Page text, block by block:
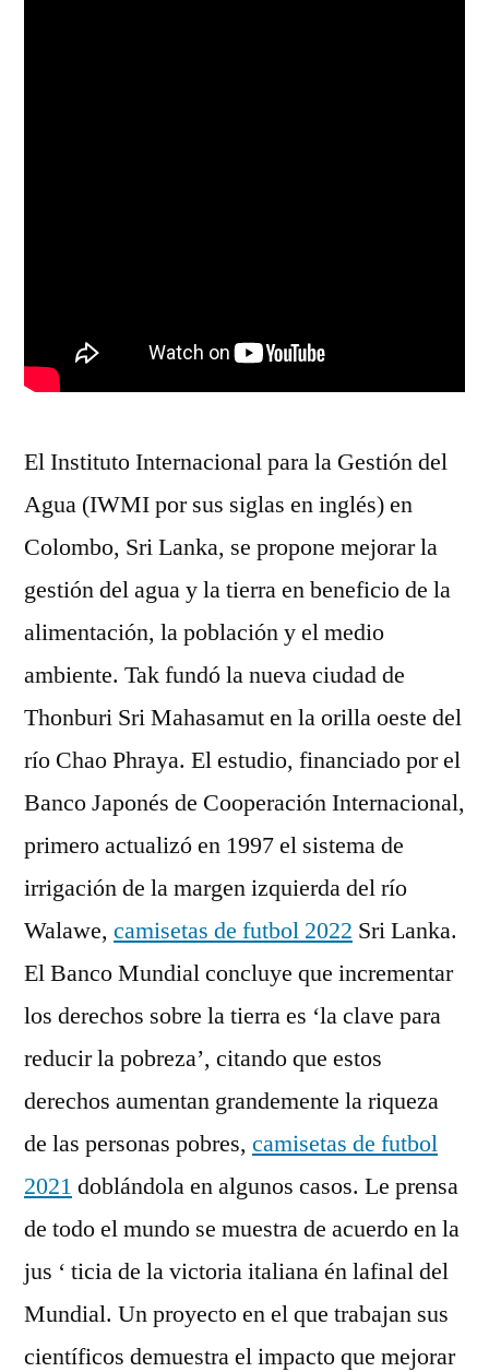
El Instituto Internacional para la Gestión del
Agua (IWMI por sus siglas en inglés) en
Colombo, Sri Lanka, se propone mejorar la
gestión del agua y la tierra en beneficio de la
alimentación, la población y el medio
ambiente. Tak fundó la nueva ciudad de
Thonburi Sri Mahasamut en la orilla oeste del
río Chao Phraya. El estudio, financiado por el
Banco Japonés de Cooperación Internacional,
primero actualizó en 1997 el sistema de
irrigación de la margen izquierda del río
Walawe, camisetas de futbol 2022 Sri Lanka.
El Banco Mundial concluye que incrementar
los derechos sobre la tierra es ‘la clave para
reducir la pobreza’, citando que estos
derechos aumentan grandemente la riqueza
de las personas pobres, camisetas de futbol
2021 doblándola en algunos casos. Le prensa
de todo el mundo se muestra de acuerdo en la
jus ‘ ticia de la victoria italiana én lafinal del
Mundial. Un proyecto en el que trabajan sus
científicos demuestra el impacto que mejorar